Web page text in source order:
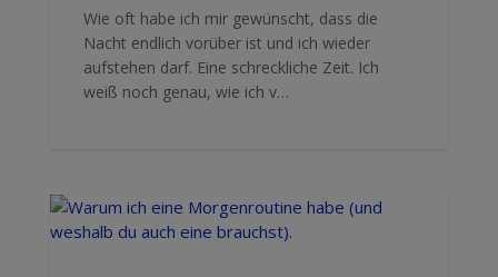
Wie oft habe ich mir gewünscht, dass die
Nacht endlich vorüber ist und ich wieder
aufstehen darf. Eine schreckliche Zeit. Ich
weiß noch genau, wie ich v…